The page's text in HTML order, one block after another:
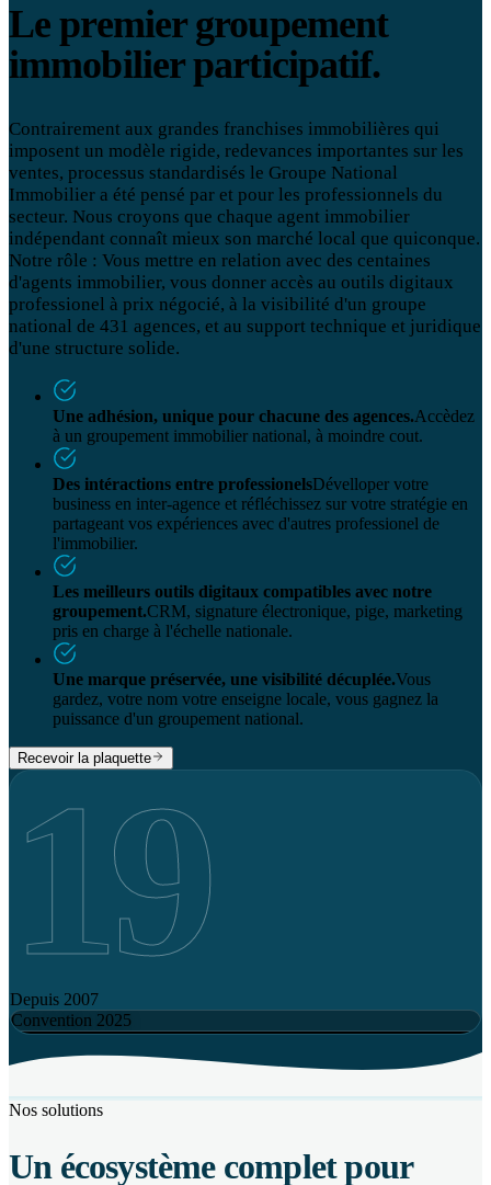
Le premier groupement
immobilier participatif.
Contrairement aux grandes franchises immobilières qui
imposent un modèle rigide, redevances importantes sur les
ventes, processus standardisés le Groupe National
Immobilier a été pensé par et pour les professionnels du
secteur. Nous croyons que chaque agent immobilier
indépendant connaît mieux son marché local que quiconque.
Notre rôle : Vous mettre en relation avec des centaines
d'agents immobilier, vous donner accès au outils digitaux
professionel à prix négocié, à la visibilité d'un groupe
national de 431 agences, et au support technique et juridique
d'une structure solide.
Une adhésion, unique pour chacune des agences.Accèdez
à un groupement immobilier national, à moindre cout.
Des intéractions entre professionelsDévelloper votre
business en inter-agence et réfléchissez sur votre stratégie en
partageant vos expériences avec d'autres professionel de
l'immobilier.
Les meilleurs outils digitaux compatibles avec notre
groupement.CRM, signature électronique, pige, marketing
pris en charge à l'échelle nationale.
Une marque préservée, une visibilité décuplée.Vous
gardez, votre nom votre enseigne locale, vous gagnez la
puissance d'un groupement national.
Recevoir la plaquette
19
Depuis 2007
Convention 2025
Nos solutions
Un écosystème complet pour